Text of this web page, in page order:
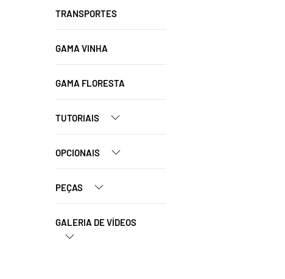
TRANSPORTES
GAMA VINHA
GAMA FLORESTA
TUTORIAIS
OPCIONAIS
PEÇAS
GALERIA DE VÍDEOS